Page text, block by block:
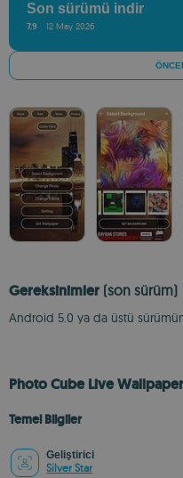
Son sürümü indir
7.9 12 May 2026
Gereksinimler (son sürüm)
Android 5.0 ya da üstü
Photo Cube Live
Temel Bilgiler
Geliştirici
Silver Star